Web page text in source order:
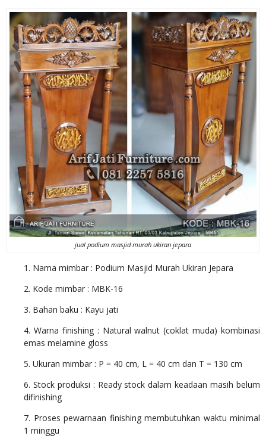
jual podium masjid murah ukiran jepara
1. Nama mimbar : Podium Masjid Murah Ukiran Jepara
2. Kode mimbar : MBK-16
3. Bahan baku : Kayu jati
4. Warna finishing : Natural walnut (coklat muda) kombinasi
emas melamine gloss
5. Ukuran mimbar : P = 40 cm, L = 40 cm dan T = 130 cm
6. Stock produksi : Ready stock dalam keadaan masih belum
difinishing
7. Proses pewarnaan finishing membutuhkan waktu minimal
1 minggu